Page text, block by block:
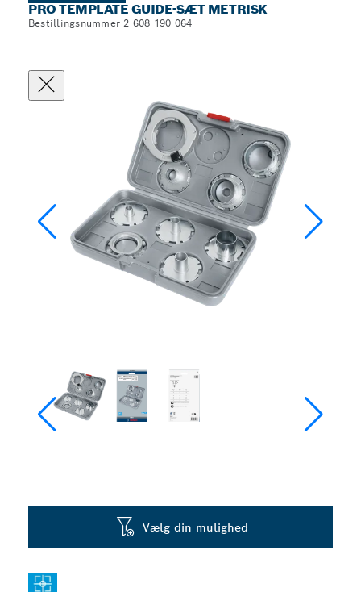
PRO TEMPLATE GUIDE-SÆT METRISK
Bestillingsnummer 2 608 190 064
Vælg din mulighed